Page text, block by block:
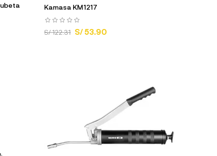
Kamasa KM1217
S/ 122.31 S/ 53.90